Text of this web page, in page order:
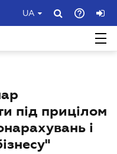
UA
під прицілом
і